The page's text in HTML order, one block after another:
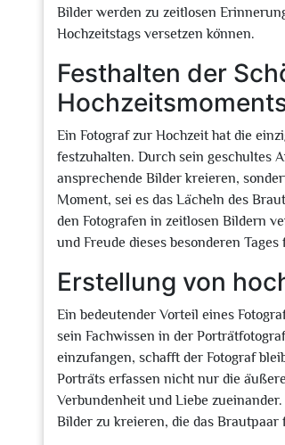
Bilder werden zu zeitlosen
Hochzeitstags versetzen können.
Festhalten der
Ein Fotograf zur Hochzeit hat die
festzuhalten. Durch sein geschultes
ansprechende Bilder kreieren,
Moment, sei es das Lächeln des
den Fotografen in zeitlosen Bildern
und Freude dieses besonderen
Erstellung von
Ein bedeutender Vorteil eines
sein Fachwissen in der
einzufangen, schafft der Fotograf
Porträts erfassen nicht nur die
Verbundenheit und Liebe
Bilder zu kreieren, die das